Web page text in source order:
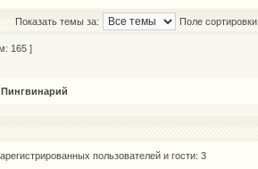
Показать темы за: Поле сортировки
165 ]
Пингвинарий
пользователей и гости: 3